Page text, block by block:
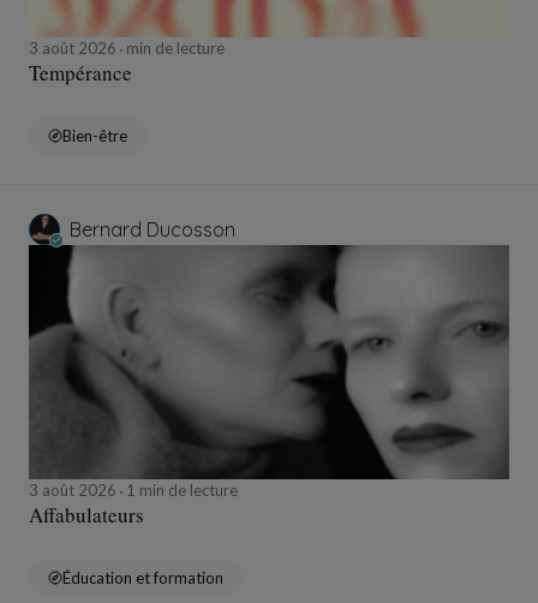
3 août 2026 min de lecture
Tempérance
Bien-être
Bernard Ducosson
3 août 2026 1 min de lecture
Affabulateurs
Éducation et formation